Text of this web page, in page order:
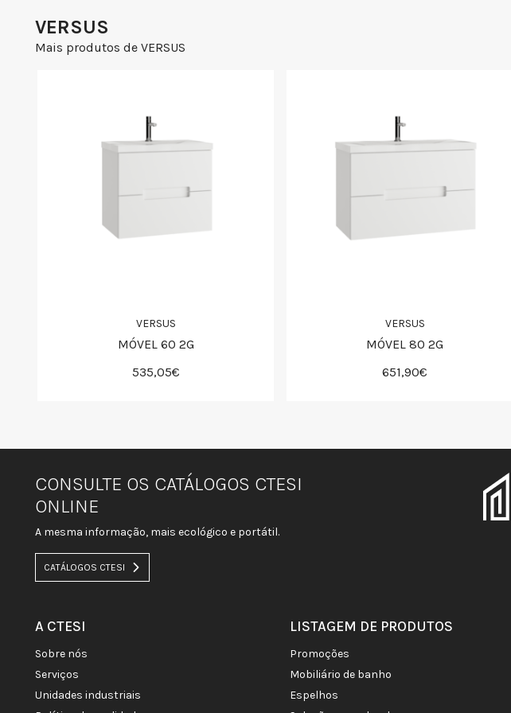
VERSUS
Mais produtos de VERSUS
VERSUS
MÓVEL 60 2G
535,05€
VERSUS
MÓVEL 80 2G
651,90€
CONSULTE OS CATÁLOGOS CTESI
ONLINE
A mesma informação, mais ecológico e portátil.
CATÁLOGOS CTESI
A CTESI
sobre nós
serviços
unidades industriais
LISTAGEM DE PRODUTOS
promoções
mobiliário de banho
espelhos